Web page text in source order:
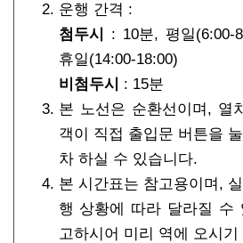
운행 간격 :
첨두시
: 10분, 평일(6:00-
휴일(14:00-18:00)
비첨두시
: 15분
본 노선은 순환선이며, 열
객이 직접 출입문 버튼을
차 하실 수 있습니다.
본 시간표는 참고용이며,
행 상황에 따라 달라질 수
고하시어 미리 역에 오시기